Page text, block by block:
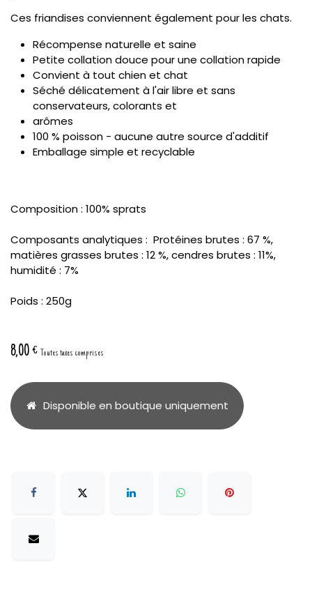
Ces friandises conviennent également pour les chats.
Récompense naturelle et saine
Petite collation douce pour une collation rapide
Convient à tout chien et chat
Séché délicatement à l'air libre et sans
conservateurs, colorants et
arômes
100 % poisson - aucune autre source d'additif
Emballage simple et recyclable
Composition : 100% sprats
Composants analytiques : Protéines brutes : 67 %,
matières grasses brutes : 12 %, cendres brutes : 11%,
humidité : 7%
Poids : 250g
8,00€ Toutes taxes comprises
Disponible en boutique uniquement